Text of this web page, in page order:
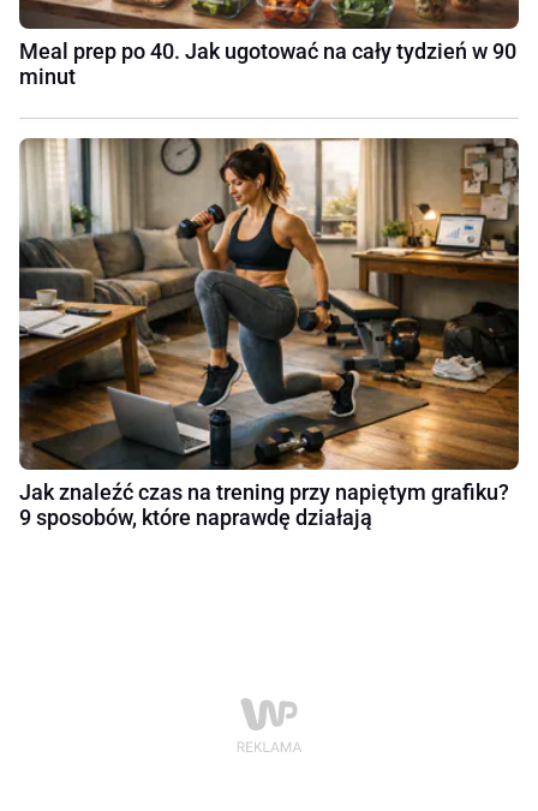
Meal prep po 40. Jak ugotować na cały tydzień w 90
minut
Jak znaleźć czas na trening przy napiętym grafiku?
9 sposobów, które naprawdę działają